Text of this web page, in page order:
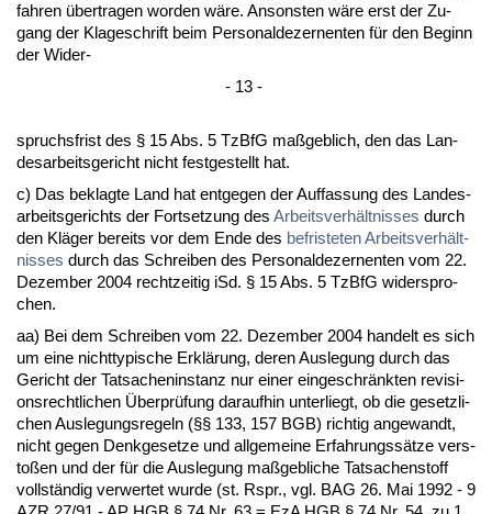
fah­ren über­tra­gen wor­den wäre. An­sons­ten wäre erst der Zu­
gang der Kla­ge­schrift beim Per­so­nal­de­zer­nen­ten für den Be­ginn
der Wi­der-
- 13 -
spruchs­frist des § 15 Abs. 5 Tz­B­fG maßgeb­lich, den das Lan­
des­ar­beits­ge­richt nicht fest­ge­stellt hat.
c) Das be­klag­te Land hat ent­ge­gen der Auf­fas­sung des Lan­des­
ar­beits­ge­richts der Fort­set­zung des Ar­beits­verhält­nis­ses durch
den Kläger be­reits vor dem En­de des be­fris­te­ten Ar­beits­verhält­
nis­ses durch das Schrei­ben des Per­so­nal­de­zer­nen­ten vom 22.
De­zem­ber 2004 recht­zei­tig iSd. § 15 Abs. 5 Tz­B­fG wi­der­spro­
chen.
aa) Bei dem Schrei­ben vom 22. De­zem­ber 2004 han­delt es sich
um ei­ne nicht­ty­pi­sche Erklärung, de­ren Aus­le­gung durch das
Ge­richt der Tat­sa­chen­in­stanz nur ei­ner ein­ge­schränk­ten re­vi­si­
ons­recht­li­chen Über­prüfung dar­auf­hin un­ter­liegt, ob die ge­setz­li­
chen Aus­le­gungs­re­geln (§§ 133, 157 BGB) rich­tig an­ge­wandt,
nicht ge­gen Denk­ge­set­ze und all­ge­mei­ne Er­fah­rungssätze ver­s­
toßen und der für die Aus­le­gung maßgeb­li­che Tat­sa­chen­stoff
vollständig ver­wer­tet wur­de (st. Rspr., vgl. BAG 26. Mai 1992 - 9